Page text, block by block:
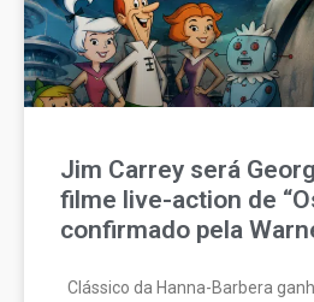
Jim Carrey será
filme live-action de
confirmado pela
Clássico da Hanna-Barbera